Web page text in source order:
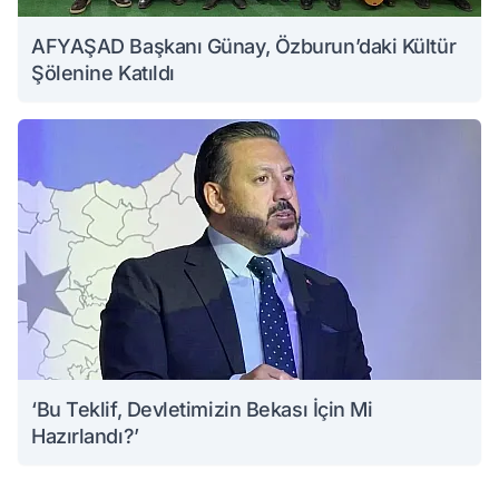
AFYAŞAD Başkanı Günay, Özburun’daki Kültür
Şölenine Katıldı
‘Bu Teklif, Devletimizin Bekası İçin Mi
Hazırlandı?’